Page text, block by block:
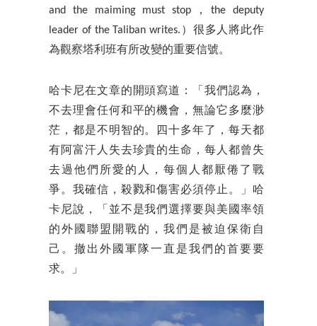
and the maiming must stop，the deputy
leader of the Taliban writes.）很多人將此作
為觀察塔利班有所改變的重要信號。
哈卡尼在文章的開頭寫道：「我們認為，
不去理會任何和平的機會，無論它多麼渺
茫，都是不明智的。四十多年了，每天都
有阿富汗人失去珍貴的生命，每人都曾失
去過他們所愛的人，每個人都厭倦了戰
爭。我確信，殺戮和傷害必須停止。」哈
卡尼說，「並不是我們選擇要與美國率領
的外國聯盟開戰的，我們是被迫保衛自
己。撤出外國軍隊一直是我們的首要要
求。」